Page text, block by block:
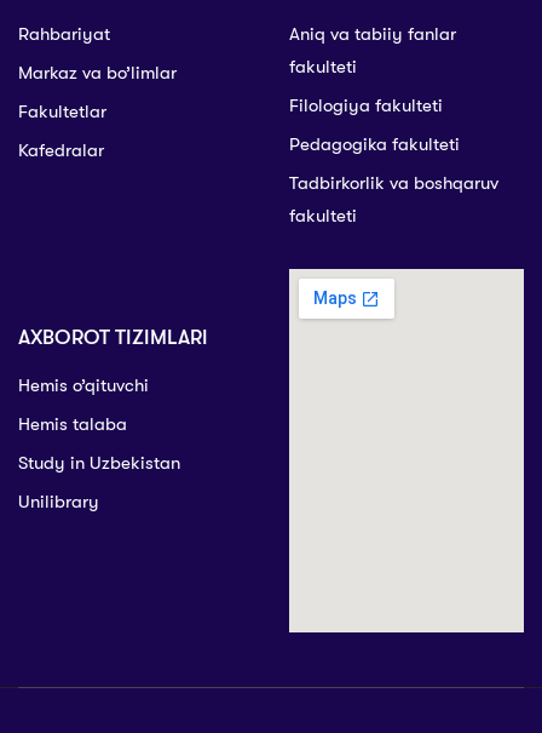
Rahbariyat
Markaz va bo’limlar
Fakultetlar
Kafedralar
Aniq va tabiiy fanlar
fakulteti
Filologiya fakulteti
Pedagogika fakulteti
Tadbirkorlik va boshqaruv
fakulteti
AXBOROT TIZIMLARI
Hemis o’qituvchi
Hemis talaba
Study in Uzbekistan
Unilibrary